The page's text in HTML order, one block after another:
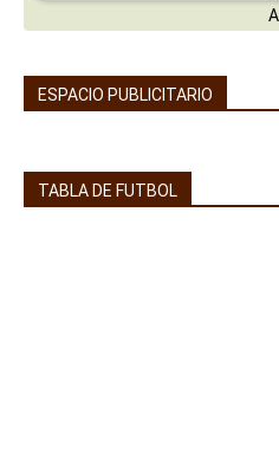
ESPACIO PUBLICITARIO
TABLA DE FUTBOL